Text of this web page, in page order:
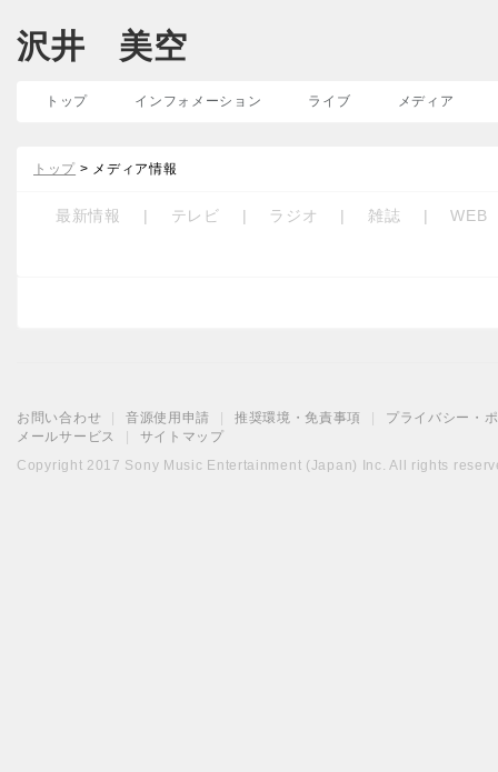
沢井 美空
トップ インフォメーション ライブ メディア
トップ > メディア情報
最新情報 | テレビ | ラジオ | 雑誌 | WEB
お問い合わせ 音源使用申請 推奨環境・免責事項
プライバシー・
メールサービス
サイトマップ
Copyright 2017 Sony Music Entertainment (Japan) Inc. All rights